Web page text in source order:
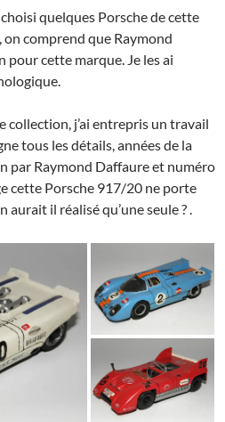
quelques Porsche de cette
comprend que Raymond
pour cette marque. Je les ai
collection, j’ai entrepris un travail
tous les détails, années de la
par Raymond Daffaure et numéro
cette Porsche 917/20 ne porte
aurait il réalisé qu’une seule ? .